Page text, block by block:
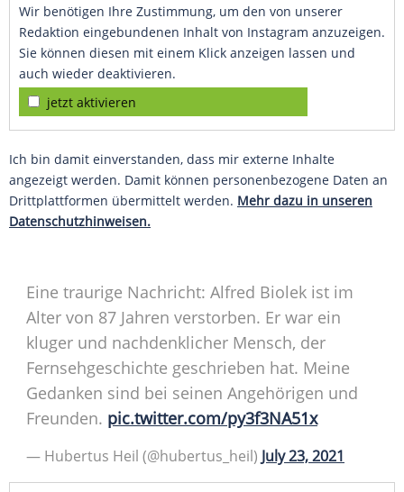
Wir benötigen Ihre Zustimmung, um den von unserer
Redaktion eingebundenen Inhalt von Instagram anzuzeigen.
Sie können diesen mit einem Klick anzeigen lassen und
auch wieder deaktivieren.
jetzt aktivieren
Ich bin damit einverstanden, dass mir externe Inhalte
angezeigt werden. Damit können personenbezogene Daten an
Drittplattformen übermittelt werden. Mehr dazu in unseren
Datenschutzhinweisen.
Eine traurige Nachricht: Alfred Biolek ist im
Alter von 87 Jahren verstorben. Er war ein
kluger und nachdenklicher Mensch, der
Fernsehgeschichte geschrieben hat. Meine
Gedanken sind bei seinen Angehörigen und
Freunden. pic.twitter.com/py3f3NA51x
— Hubertus Heil (@hubertus_heil) July 23, 2021